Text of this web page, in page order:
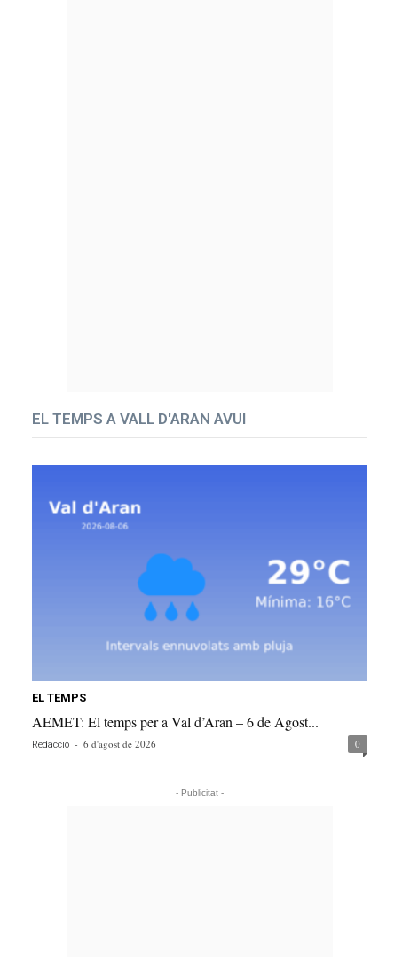
EL TEMPS A VALL D'ARAN AVUI
EL TEMPS
AEMET: El temps per a Val d’Aran – 6 de Agost...
Redacció - 6 d'agost de 2026 0
- Publicitat -